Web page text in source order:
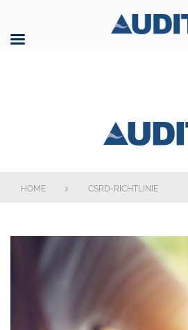
AUDIT
HOME CSRD-RICHTLINIE
Schlagwort:
CSRD-